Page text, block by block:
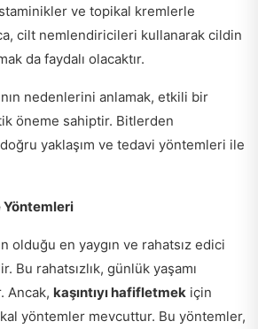
ve topikal kremlerle
cilt nemlendiricileri kullanarak cildin
da faydalı olacaktır.
nedenlerini anlamak, etkili bir
öneme sahiptir. Bitlerden
doğru yaklaşım ve tedavi yöntemleri ile
Yöntemleri
olduğu en yaygın ve rahatsız edici
Bu rahatsızlık, günlük yaşamı
Ancak, kaşıntıyı hafifletmek için
yöntemler mevcuttur. Bu yöntemler,